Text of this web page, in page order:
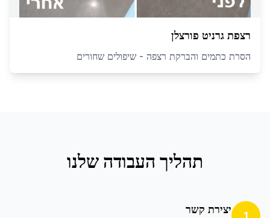
רצפת גרניט פורצלן
הסרת כתמים והברקת רצפה - שיפולים שחורים
תהליך העבודה שלנו
1 יצירת קשר